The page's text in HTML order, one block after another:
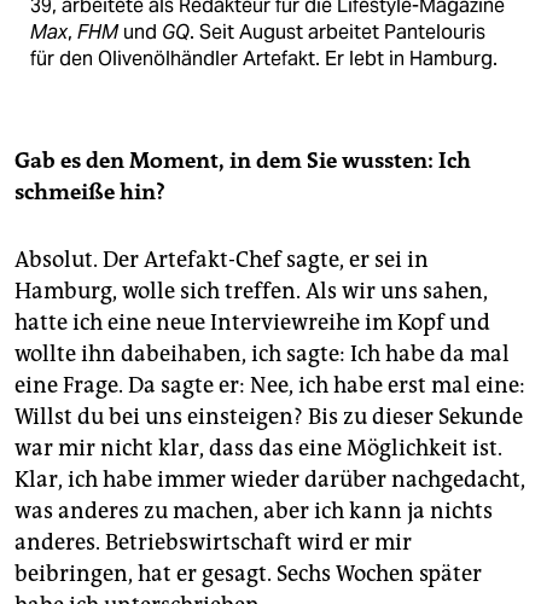
39, arbeitete als Redakteur für die Lifestyle-Magazine
Max, FHMund GQ. Seit August arbeitet Pantelouris
für den Olivenölhändler Artefakt. Er lebt in Hamburg.
Gab es den Moment, in dem Sie wussten: Ich
schmeiße hin?
Absolut. Der Artefakt-Chef sagte, er sei in
Hamburg, wolle sich treffen. Als wir uns sahen,
hatte ich eine neue Interviewreihe im Kopf und
wollte ihn dabeihaben, ich sagte: Ich habe da mal
eine Frage. Da sagte er: Nee, ich habe erst mal eine:
Willst du bei uns einsteigen? Bis zu dieser Sekunde
war mir nicht klar, dass das eine Möglichkeit ist.
Klar, ich habe immer wieder darüber nachgedacht,
was anderes zu machen, aber ich kann ja nichts
anderes. Betriebswirtschaft wird er mir
beibringen, hat er gesagt. Sechs Wochen später